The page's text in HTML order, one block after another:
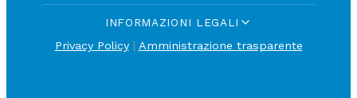
INFORMAZIONI LEGALI
Privacy Policy| Amministrazione trasparente